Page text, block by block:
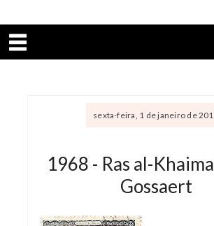
Abrir menu
sexta-feira, 1 de janeiro de
1968 - Ras al-
Gossaert